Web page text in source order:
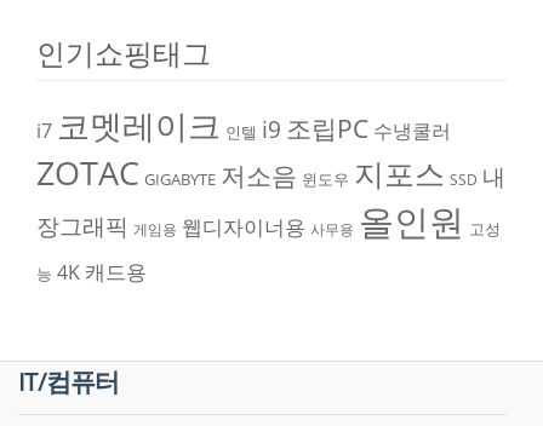
인기쇼핑태그
i7 코멧레이크 인텔 i9 조립PC 수냉쿨러
ZOTAC GIGABYTE 저소음 윈도우 지포스 SSD 내
장그래픽 게임용 웹디자이너용 사무용 올인원 고성
능 4K 캐드용
IT/컴퓨터